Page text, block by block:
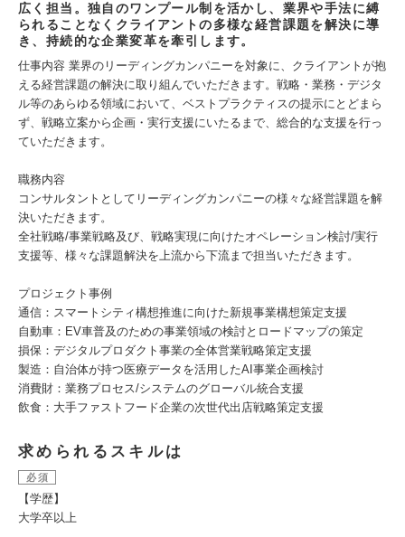
広く担当。独自のワンプール制を活かし、業界や手法に縛
られることなくクライアントの多様な経営課題を解決に導
き、持続的な企業変革を牽引します。
仕事内容 業界のリーディングカンパニーを対象に、クライアントが抱
える経営課題の解決に取り組んでいただきます。戦略・業務・デジタ
ル等のあらゆる領域において、ベストプラクティスの提示にとどまら
ず、戦略立案から企画・実行支援にいたるまで、総合的な支援を行っ
ていただきます。
職務内容
コンサルタントとしてリーディングカンパニーの様々な経営課題を解
決いただきます。
全社戦略/事業戦略及び、戦略実現に向けたオペレーション検討/実行
支援等、様々な課題解決を上流から下流まで担当いただきます。
プロジェクト事例
通信：スマートシティ構想推進に向けた新規事業構想策定支援
自動車：EV車普及のための事業領域の検討とロードマップの策定
損保：デジタルプロダクト事業の全体営業戦略策定支援
製造：自治体が持つ医療データを活用したAI事業企画検討
消費財：業務プロセス/システムのグローバル統合支援
飲食：大手ファストフード企業の次世代出店戦略策定支援
求められるスキルは
必須
【学歴】
大学卒以上